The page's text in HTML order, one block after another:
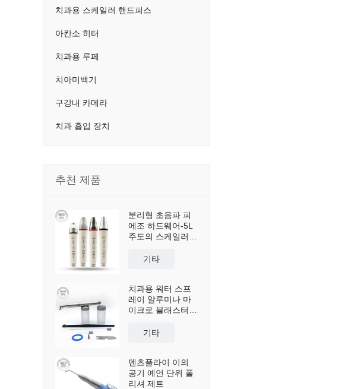
치과용 스케일러 핸드피스
아칸소 히터
치과용 루페
치아미백기
구강내 카메라
치과 흡입 장치
추천 제품
분리형 초음파 피
에조 하드웨어-5L
주도의 스케일러
기타
치과용 워터 스프
레이 알루미나 마
이크로 블래스터
기타
덴츠플라이 이의
공기 예언 단위 폴
리셔 제트